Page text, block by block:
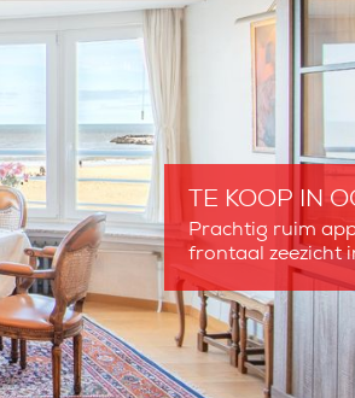
TE KOOP IN
Prachtig ruim
frontaal zeezicht